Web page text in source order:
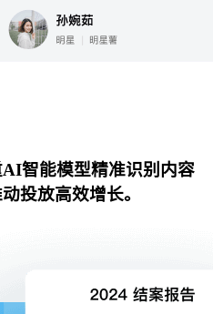
智能模型精准识别内容
投放高效增长。